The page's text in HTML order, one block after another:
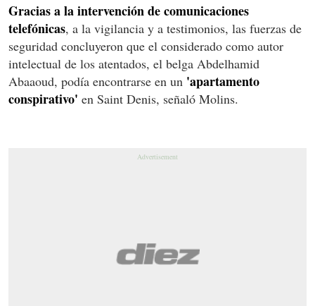
Gracias a la intervención de comunicaciones
telefónicas, a la vigilancia y a testimonios, las fuerzas de
seguridad concluyeron que el considerado como autor
intelectual de los atentados, el belga Abdelhamid
Abaaoud, podía encontrarse en un 'apartamento
conspirativo' en Saint Denis, señaló Molins.